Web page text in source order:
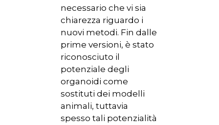
necessario che vi sia
chiarezza riguardo i
nuovi metodi. Fin dalle
prime versioni, è stato
riconosciuto il
potenziale degli
organoidi come
sostituti dei modelli
animali, tuttavia
spesso tali potenzialità
NORMATIVA
CONTATTI